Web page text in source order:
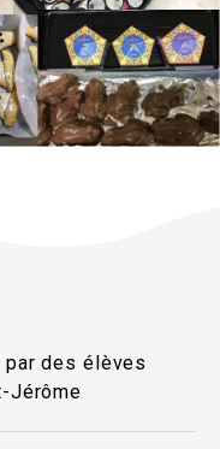
des élèves
Jérôme